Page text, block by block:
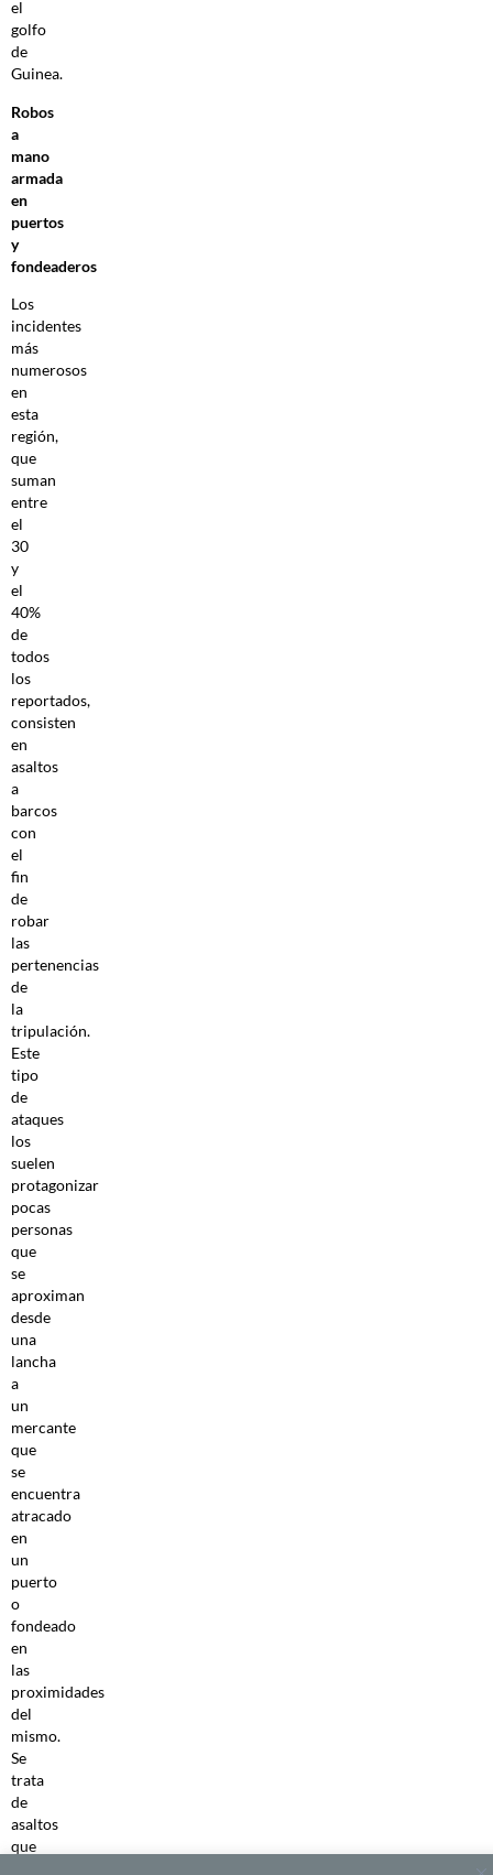
el
golfo
de
Guinea.
Robos
a
mano
armada
en
puertos
y
fondeaderos
Los
incidentes
más
numerosos
en
esta
región,
que
suman
entre
el
30
y
el
40%
de
todos
los
reportados,
consisten
en
asaltos
a
barcos
con
el
fin
de
robar
las
pertenencias
de
la
tripulación.
Este
tipo
de
ataques
los
suelen
protagonizar
pocas
personas
que
se
aproximan
desde
una
lancha
a
un
mercante
que
se
encuentra
atracado
en
un
puerto
o
fondeado
en
las
proximidades
del
mismo.
Se
trata
de
asaltos
que